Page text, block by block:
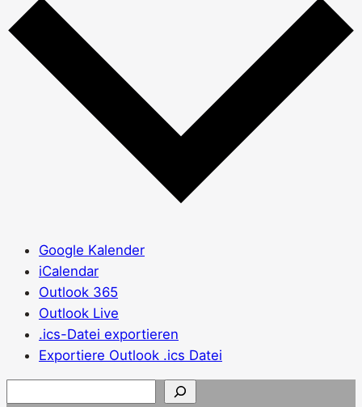
Google Kalender
iCalendar
Outlook 365
Outlook Live
.ics-Datei exportieren
Exportiere Outlook .ics Datei
u